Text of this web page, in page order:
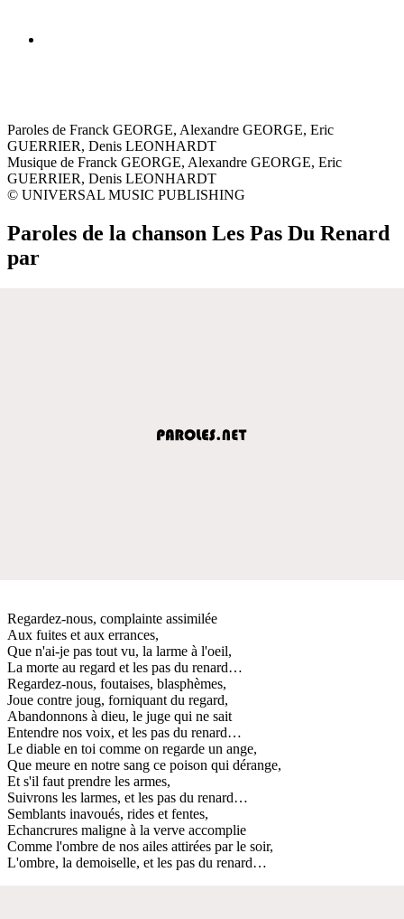
Paroles de Franck GEORGE, Alexandre GEORGE, Eric
GUERRIER, Denis LEONHARDT
Musique de Franck GEORGE, Alexandre GEORGE, Eric
GUERRIER, Denis LEONHARDT
© UNIVERSAL MUSIC PUBLISHING
Paroles de la chanson Les Pas Du Renard
par
Regardez-nous, complainte assimilée
Aux fuites et aux errances,
Que n'ai-je pas tout vu, la larme à l'oeil,
La morte au regard et les pas du renard…
Regardez-nous, foutaises, blasphèmes,
Joue contre joug, forniquant du regard,
Abandonnons à dieu, le juge qui ne sait
Entendre nos voix, et les pas du renard…
Le diable en toi comme on regarde un ange,
Que meure en notre sang ce poison qui dérange,
Et s'il faut prendre les armes,
Suivrons les larmes, et les pas du renard…
Semblants inavoués, rides et fentes,
Echancrures maligne à la verve accomplie
Comme l'ombre de nos ailes attirées par le soir,
L'ombre, la demoiselle, et les pas du renard…